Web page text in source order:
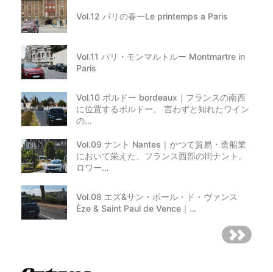
Vol.12 パリの春ーLe printemps a Paris
Vol.11 パリ・モンマルトルー Montmartre in
Paris
Vol.10 ボルドー bordeaux｜フランスの南西
に位置するボルドー。 言わずと知れたワイン
の…
Vol.09 ナント Nantes｜かつて貿易・造船業
において栄えた、フランス西部の街ナント。
ロワー…
Vol.08 エズ&サン・ポール・ド・ヴァンス
Èze & Saint Paul de Vence｜…